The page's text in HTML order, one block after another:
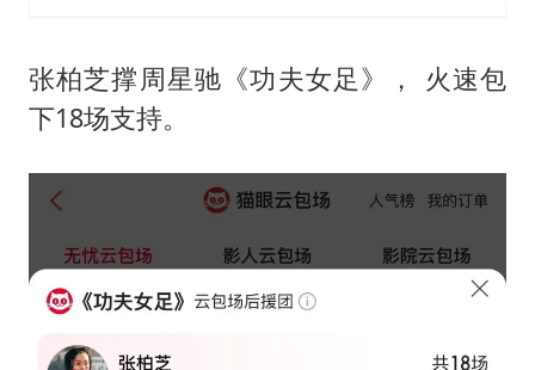
张柏芝撑周星驰《功夫女足》， 火速包
下18场支持。